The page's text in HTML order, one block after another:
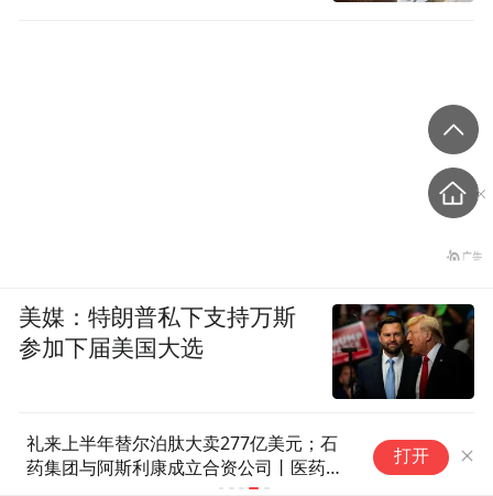
礼来上半年替尔泊肽大卖277亿美元；石
药集团与阿斯利康成立合资公司丨医药早
打开
美媒：特朗普私下支持万斯
参加下届美国大选